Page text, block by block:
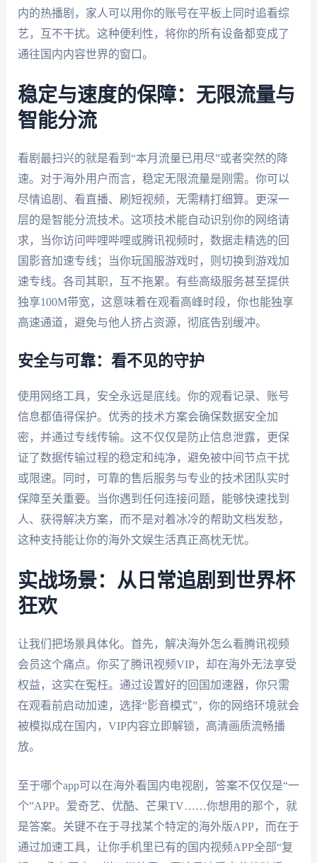
内的热播剧，家人可以用你的账号在平板上同时追看综
艺，互不干扰。这种便利性，将你的所有设备都变成了
通往国内内容世界的窗口。
稳定与速度的保障：无限流量与
智能分流
看剧最扫兴的就是看到“本月流量已用尽”或者突然的降
速。对于海外用户而言，稳定无限流量是刚需。你可以
尽情追剧、看直播、刷短视频，无需精打细算。更深一
层的是智能分流技术。这项技术能自动识别你的网络请
求，当你访问哔哩哔哩或腾讯视频时，数据走精选的回
国影音加速专线；当你玩国服游戏时，则切换到游戏加
速专线。各司其职，互不拖累。有些高级服务甚至提供
独享100M带宽，这意味着在观看高峰时段，你也能独享
高速通道，避免与他人挤占资源，彻底告别缓冲。
安全与可靠：看不见的守护
使用网络工具，安全永远是底线。你的观看记录、账号
信息都值得保护。优秀的技术方案会确保数据安全加
密，并通过专线传输。这不仅仅是防止信息泄露，更保
证了数据传输过程的稳定和纯净，避免被中间节点干扰
或限速。同时，可靠的售后服务与专业的技术团队实时
保障至关重要。当你遇到任何连接问题，能够快速找到
人、获得解决方案，而不是对着冰冷的帮助文档发愁，
这种支持能让你的海外文娱生活真正高枕无忧。
实战场景：从日常追剧到世界杯
狂欢
让我们把场景具体化。首先，解决海外怎么看腾讯视频
会员这个痛点。你买了腾讯视频VIP，却在海外无法享受
权益，这实在冤枉。通过设置好的回国加速器，你只需
在观看前启动加速，选择“影音模式”，你的网络环境就会
被模拟成在国内，VIP内容立即解锁，高清画质流畅播
放。
至于哪个app可以在海外看国内电视剧，答案不仅仅是“一
个”APP。爱奇艺、优酷、芒果TV……你想用的那个，就
是答案。关键不在于寻找某个特定的海外版APP，而在于
通过加速工具，让你手机里已有的国内视频APP全部“复